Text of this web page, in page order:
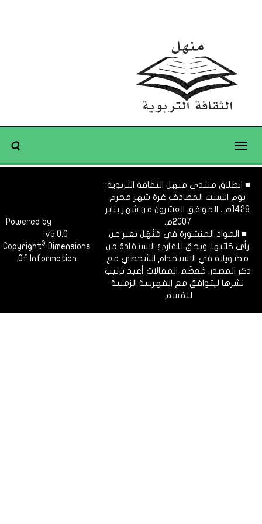
Toggle
■ انطلاق منتدى منهل الثقافة التربوية:
يوم السبت المصادف غرة شهر محرم
1428هـ، الموافق العشرون من شهر يناير
2007م.
■ المواد المنشورة في مَنْهَل تعبر عن
رأي كاتبها. ويحق للقارئ الاستفادة من
محتوياته في الاستخدام الشخصي مع
ذكر المصدر. مُعظَم المقالات أعيد ترتيب
نشرها ليتوافق مع الفهرسة الزمنية
للقسم.
Powered by
v5.0.0
Copyright©
Dimensions
Of Information.